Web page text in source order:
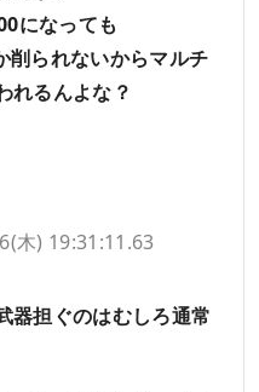
になっても
削られないからマルチ
れるんよな？
木) 19:31:11.63
器担ぐのはむしろ通常